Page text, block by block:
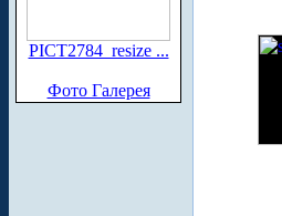
PICT2784_resize ...
Фото Галерея